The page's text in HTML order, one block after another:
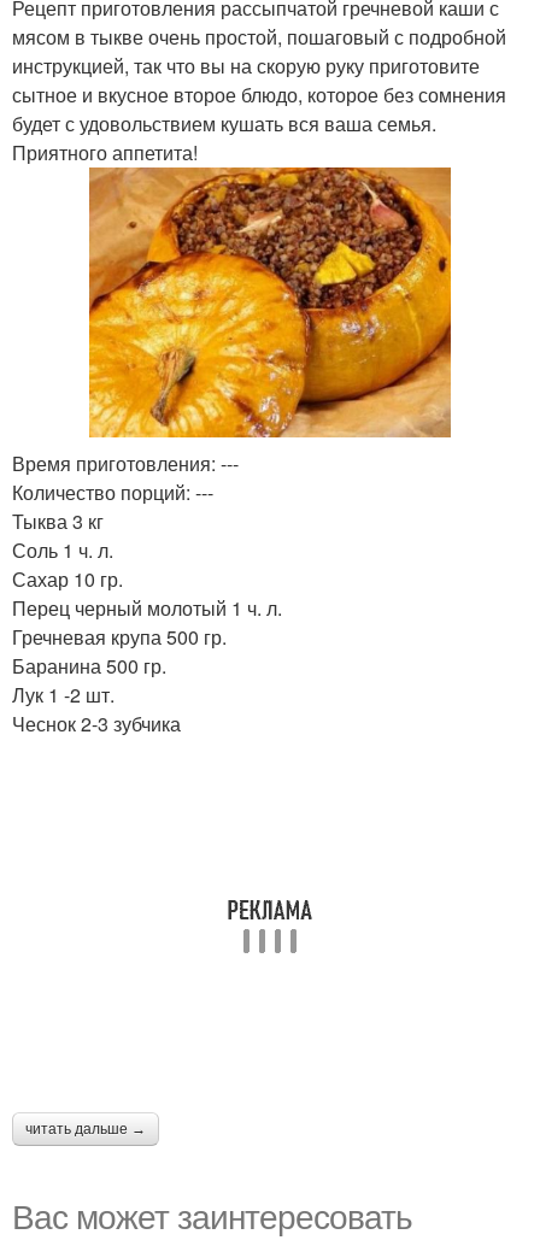
Рецепт приготовления рассыпчатой гречневой каши с
мясом в тыкве очень простой, пошаговый с подробной
инструкцией, так что вы на скорую руку приготовите
сытное и вкусное второе блюдо, которое без сомнения
будет с удовольствием кушать вся ваша семья.
Приятного аппетита!
Время приготовления: ---
Количество порций: ---
Тыква 3 кг
Соль 1 ч. л.
Сахар 10 гр.
Перец черный молотый 1 ч. л.
Гречневая крупа 500 гр.
Баранина 500 гр.
Лук 1 -2 шт.
Чеснок 2-3 зубчика
читать дальше →
Вас может заинтересовать